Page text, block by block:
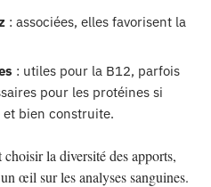
: associées, elles favorisent la
: utiles pour la B12, parfois
pour les protéines si
et bien construite.
la diversité des apports,
œil sur les analyses sanguines.